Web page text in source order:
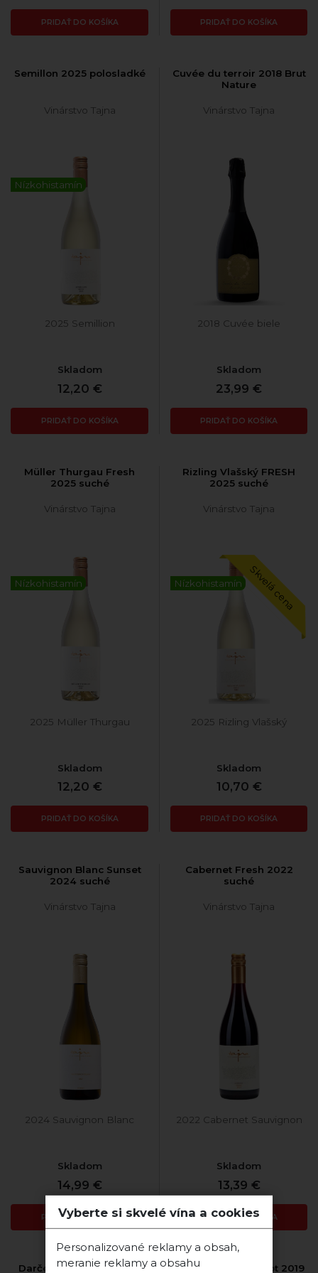
PRIDAŤ DO KOŠÍKA PRIDAŤ DO KOŠÍKA
Semillon 2025 polosladké
Vinárstvo Tajna
Nízkohistamín
2025 Semillion
Skladom
12,20 €
PRIDAŤ DO KOŠÍKA
Cuvée du terroir 2018 Brut
Nature
Vinárstvo Tajna
2018 Cuvée biele
Skladom
23,99 €
PRIDAŤ DO KOŠÍKA
Müller Thurgau Fresh
2025 suché
Vinárstvo Tajna
Nízkohistamín
2025 Müller Thurgau
Skladom
12,20 €
PRIDAŤ DO KOŠÍKA
Rizling Vlašský FRESH
2025 suché
Vinárstvo Tajna
Nízkohistamín Skvelá cena
2025 Rizling Vlašský
Skladom
10,70 €
PRIDAŤ DO KOŠÍKA
Sauvignon Blanc Sunset
2024 suché
Vinárstvo Tajna
2024 Sauvignon Blanc
Skladom
14,99 €
PRIDAŤ DO KOŠÍKA
Cabernet Fresh 2022
suché
Vinárstvo Tajna
2022 Cabernet Sauvignon
Skladom
13,39 €
PRIDAŤ DO KOŠÍKA
Darčekový Blue set víno
Maxx reserva Merlot 2019
Vyberte si skvelé vína a cookies
Personalizované reklamy a obsah,
meranie reklamy a obsahu